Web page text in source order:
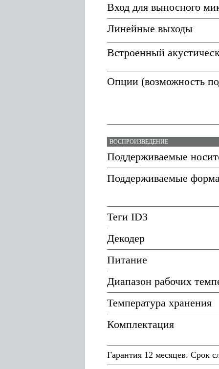
Вход для выносного
Линейные выходы
Встроенный
Опции (возможность
ВОСПРОИЗВЕДЕНИЕ
Поддерживаемые
Поддерживаемые
Теги ID3
Декодер
Питание
Диапазон рабочих
Температура хранения
Комплектация
Гарантия 12 месяцев. Срок